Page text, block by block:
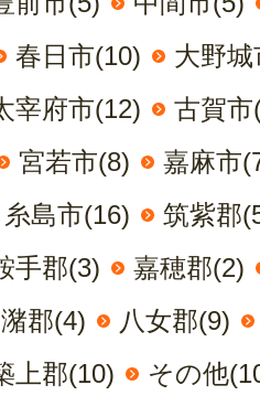
春日市(10)
大野
宰府市(12)
古賀市
宮若市(8)
嘉麻市
糸島市(16)
筑紫郡
手郡(3)
嘉穂郡(2)
郡(4)
八女郡(9)
上郡(10) その他